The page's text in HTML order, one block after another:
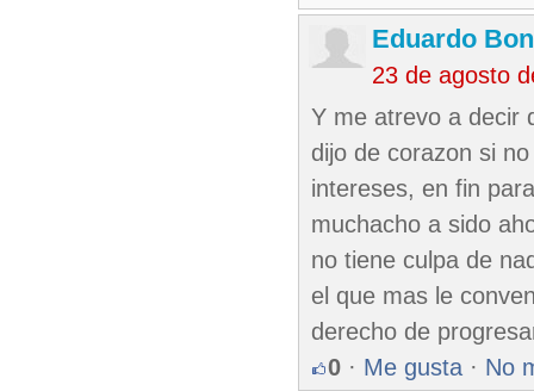
Eduardo
23 de agosto
Y me atrevo a decir
dijo de corazon si
intereses, en fin
muchacho a sido
no tiene culpa de
el que mas le
derecho de
0 · Me gusta · No